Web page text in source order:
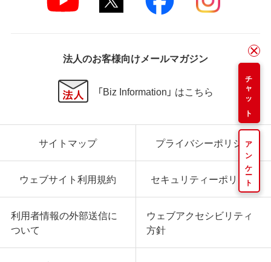
チャット
アンケート
法人のお客様向けメールマガジン
「Biz Information」 はこちら
サイトマップ プライバシーポリシー
ウェブサイト利用規約 セキュリティーポリシー
利用者情報の外部送信に
ついて
ウェブアクセシビリティ
方針